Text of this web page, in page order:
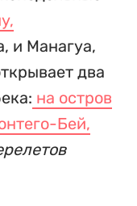
и Манагуа,
два
на остров
Бей,